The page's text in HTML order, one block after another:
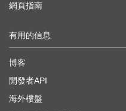
網頁指南
有用的信息
博客
開發者API
海外樓盤